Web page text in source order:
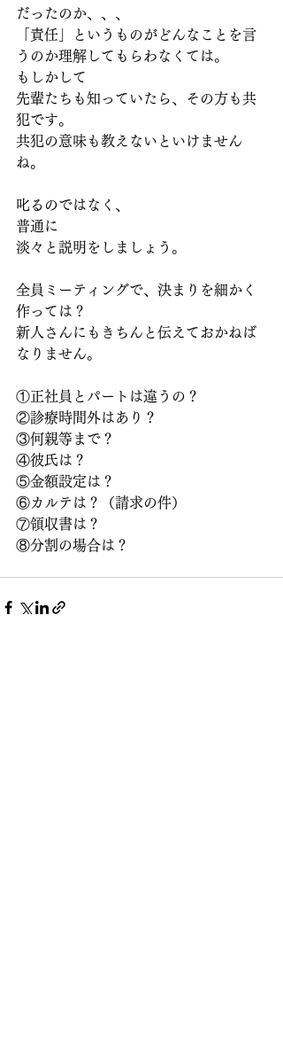
だったのか、、、
「責任」というものがどんなことを言
うのか理解してもらわなくては。
もしかして
先輩たちも知っていたら、その方も共
犯です。
共犯の意味も教えないといけません
ね。
叱るのではなく、
普通に
淡々と説明をしましょう。
全員ミーティングで、決まりを細かく
作っては？
新人さんにもきちんと伝えておかねば
なりません。
①正社員とパートは違うの？
②診療時間外はあり？
③何親等まで？
④彼氏は？
⑤金額設定は？
⑥カルテは？（請求の件）
⑦領収書は？
⑧分割の場合は？